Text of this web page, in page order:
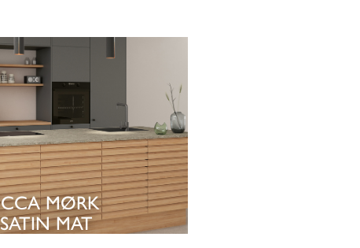
MØRK
MAT